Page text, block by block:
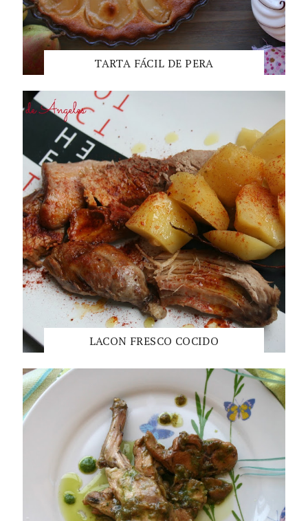
TARTA FÁCIL DE PERA
LACON FRESCO COCIDO